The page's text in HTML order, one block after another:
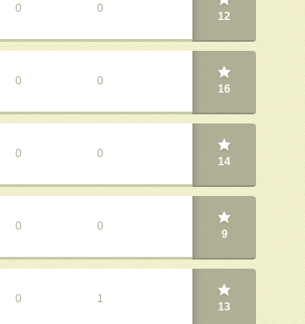
0 0
12
0 0
16
0 0
14
0 0
9
0 1
13